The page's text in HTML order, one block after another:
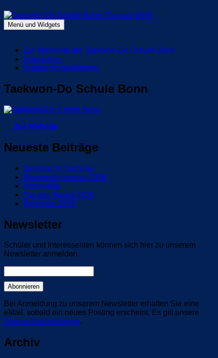
Inhalt
springen
Taekwon-Do Schule Bonn Thomas Weiß
Blog Taekwon-Do Schule Bonn
Menü und Widgets
Zur Webseite der Taekwon-Do Schule Bonn
Impressum
Datenschutzerklärung
Taekwon-Do Schule Bonn
→ Zur Website
Neueste Beiträge
Seminar im Sommer
Sommerferienplan 2026
Hitzewelle
Tag des Sports 2026
Webseite 2026
Newsletter
Schüler und Interessenten können sich hier zu unserem
Newsletter anmelden.
Bei Anmeldung zu unserem Newsletter erhalten Sie eine
eMail, sobald ein neues Posting erscheint. Es gilt unsere
Datenschutzerklärung.
Archiv